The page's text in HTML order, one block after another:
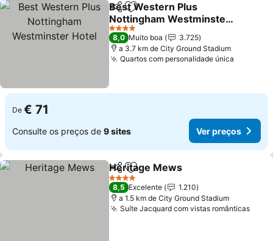
PartilharAdicionar aos favoritos
Best Western Plus
Nottingham Westminster
Hotel
4 Estrelas
8,0 Muito boa
3.725
a 3.7 km de City Ground Stadium
Quartos com personalidade única
De € 71
Consulte os preços de 9 sites Ver preços
PartilharAdicionar aos favoritos
Heritage Mews
4 Estrelas
8,5 Excelente
1.210
a 1.5 km de City Ground Stadium
Suíte Jacquard com vistas românticas